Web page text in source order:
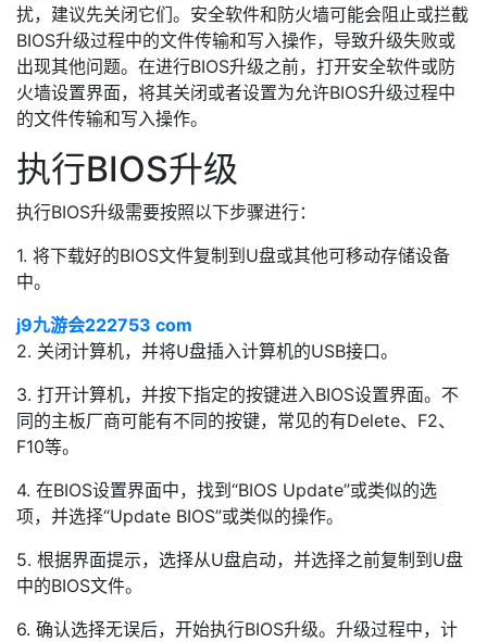
扰，建议先关闭它们。安全软件和防火墙可能会阻止或拦截
BIOS升级过程中的文件传输和写入操作，导致升级失败或
出现其他问题。在进行BIOS升级之前，打开安全软件或防
火墙设置界面，将其关闭或者设置为允许BIOS升级过程中
的文件传输和写入操作。
执行BIOS升级
执行BIOS升级需要按照以下步骤进行：
1. 将下载好的BIOS文件复制到U盘或其他可移动存储设备
中。
j9九游会222753 com
2. 关闭计算机，并将U盘插入计算机的USB接口。
3. 打开计算机，并按下指定的按键进入BIOS设置界面。不
同的主板厂商可能有不同的按键，常见的有Delete、F2、
F10等。
4. 在BIOS设置界面中，找到“BIOS Update”或类似的选
项，并选择“Update BIOS”或类似的操作。
5. 根据界面提示，选择从U盘启动，并选择之前复制到U盘
中的BIOS文件。
6. 确认选择无误后，开始执行BIOS升级。升级过程中，计